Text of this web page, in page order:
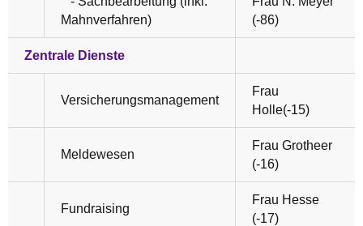
Mahnverfahren)
(-86)
Zentrale Dienste
Versicherungsmanagement
Frau
Holle(-15)
Meldewesen
Frau Grotheer
(-16)
Fundraising
Frau Hesse
(-17)